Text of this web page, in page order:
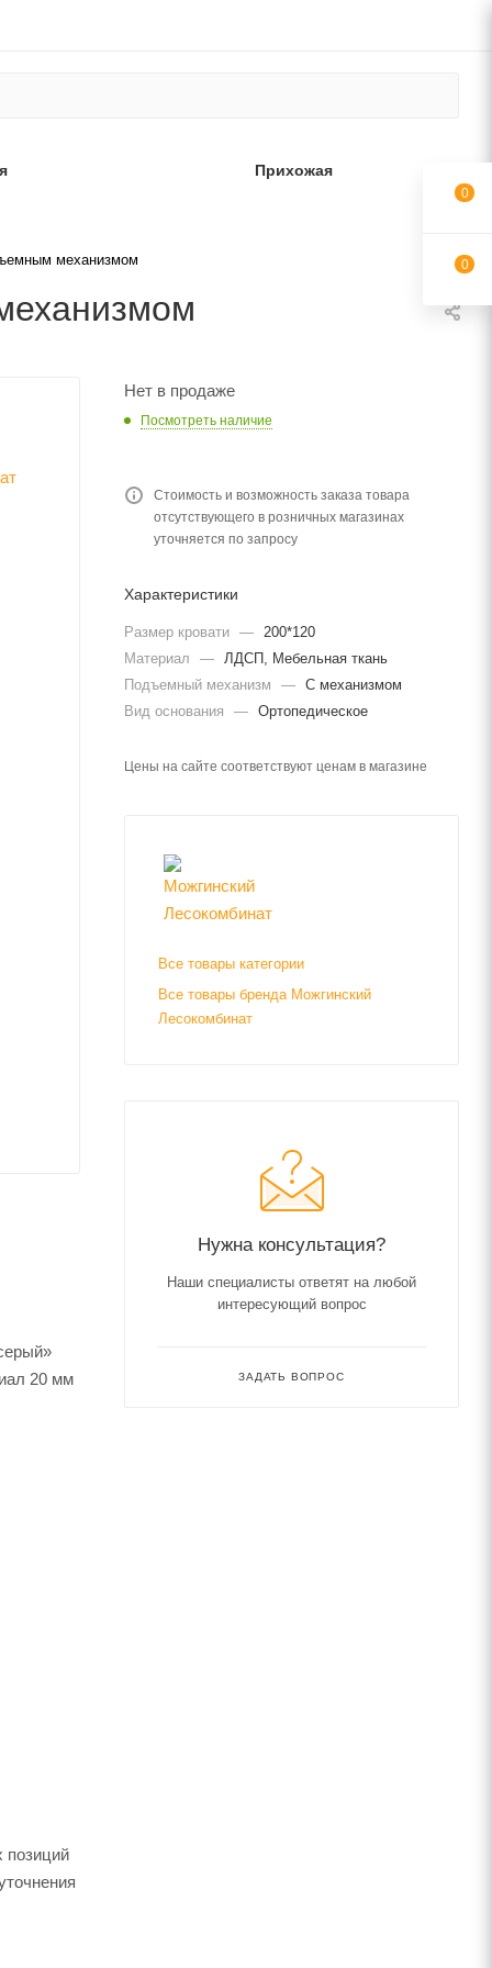
Прихожая
механизмом
20 мм
позиций
Нет в продаже
Посмотреть наличие
Стоимость и возможность заказа товара
отсутствующего в розничных магазинах
уточняется по запросу
Характеристики
Размер кровати —
200*120
Материал
—
ЛДСП, Мебельная ткань
Подъемный механизм
— С механизмом
Вид основания
— Ортопедическое
Цены на сайте соответствуют ценам в магазине
Все товары категории
Все товары бренда Можгинский
Лесокомбинат
Нужна консультация?
Наши специалисты ответят на любой
интересующий вопрос
ЗАДАТЬ ВОПРОС
0
0